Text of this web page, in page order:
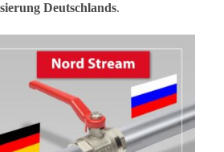
Deutschlands.